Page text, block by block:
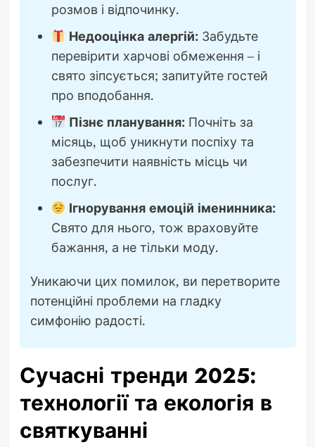
розмов і відпочинку.
Недооцінка алергій: Забудьте
перевірити харчові обмеження – і
свято зіпсується; запитуйте гостей
про вподобання.
Пізнє планування: Почніть за
місяць, щоб уникнути поспіху та
забезпечити наявність місць чи
послуг.
Ігнорування емоцій іменинника:
Свято для нього, тож враховуйте
бажання, а не тільки моду.
Уникаючи цих помилок, ви перетворите
потенційні проблеми на гладку
симфонію радості.
Сучасні тренди 2025:
технології та екологія в
святкуванні